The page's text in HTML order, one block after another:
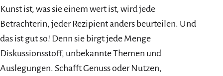
Kunst ist, was sie einem wert ist, wird jede
Betrachterin, jeder Rezipient anders beurteilen. Und
das ist gut so! Denn sie birgt jede Menge
Diskussionsstoff, unbekannte Themen und
Auslegungen. Schafft Genuss oder Nutzen,